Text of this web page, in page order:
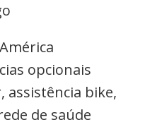
opcionais
bike,
de saúde